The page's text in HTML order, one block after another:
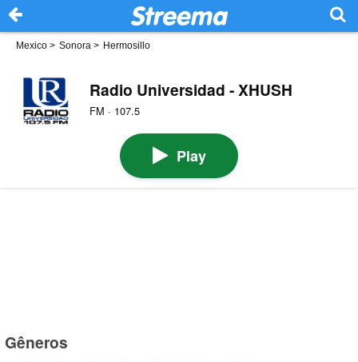
Mexico > Sonora > Hermosillo
Radio Universidad - XHUSH
FM · 107.5
Play
Gêneros